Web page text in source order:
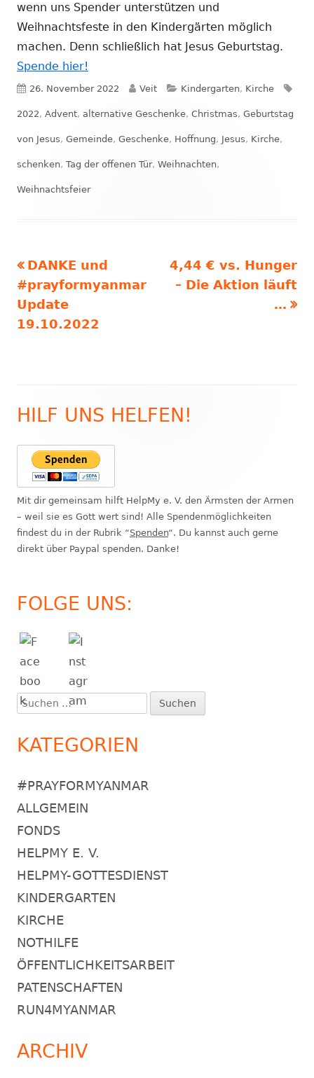
wenn uns Spender unterstützen und
Weihnachtsfeste in den Kindergärten möglich
machen. Denn schließlich hat Jesus Geburtstag.
Spende hier!
Veröffentlicht
am
26. November 2022 Autor
Veit Kategorien
Kindergarten, Kirche
2022, Advent, alternative Geschenke, Christmas, Geburtstag
von Jesus, Gemeinde, Geschenke, Hoffnung, Jesus, Kirche,
schenken, Tag der offenen Tür, Weihnachten,
Weihnachtsfeier
Beitragsnavigation
Vorheriger
Beitrag:
DANKE und
#prayformyanmar
Update
19.10.2022
Nächster
Beitrag
4,44 € vs. Hunger
– Die Aktion läuft
…
Haupt-
Seitenleiste
HILF UNS HELFEN!
Mit dir gemeinsam hilft HelpMy e. V. den Ärmsten der Armen
– weil sie es Gott wert sind! Alle Spendenmöglichkeiten
findest du in der Rubrik “Spenden“. Du kannst auch gerne
direkt über Paypal spenden. Danke!
FOLGE UNS:
Suchen
nach:
KATEGORIEN
#PRAYFORMYANMAR
ALLGEMEIN
FONDS
HELPMY E. V.
HELPMY-GOTTESDIENST
KINDERGARTEN
KIRCHE
NOTHILFE
ÖFFENTLICHKEITSARBEIT
PATENSCHAFTEN
RUN4MYANMAR
ARCHIV